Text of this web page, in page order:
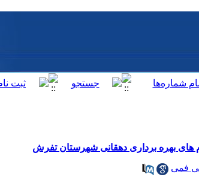
های بهره برداری دهقانی شهرستان تفرش
فمی